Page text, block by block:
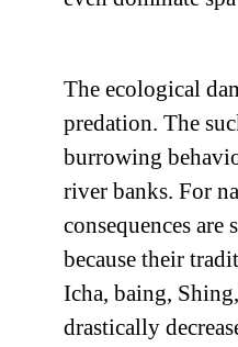
The ecological
predation. The
burrowing
river banks. For
consequences
because their
Icha, baing,
drastically